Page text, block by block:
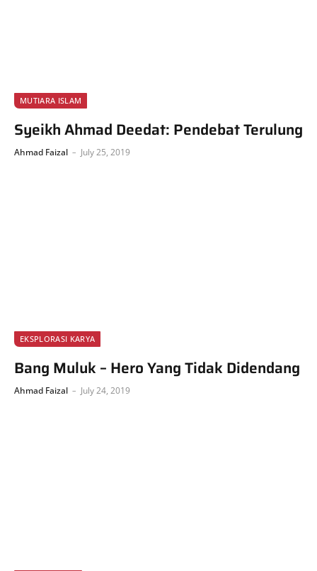
MUTIARA ISLAM
Syeikh Ahmad Deedat: Pendebat Terulung
Ahmad Faizal July 25, 2019
EKSPLORASI KARYA
Bang Muluk – Hero Yang Tidak Didendang
Ahmad Faizal July 24, 2019